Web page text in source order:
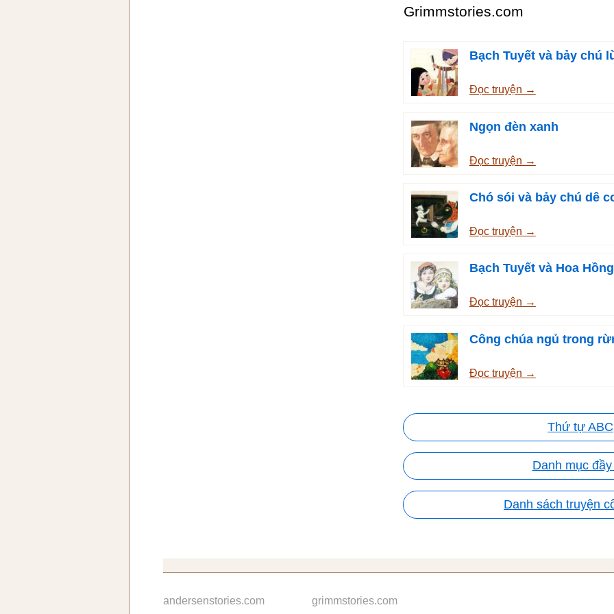
Grimmstories.com
Bạch Tuyết và bảy chú
Đọc truyện →
Ngọn đèn xanh
Đọc truyện →
Chó sói và bảy chú dê
Đọc truyện →
Bạch Tuyết và Hoa Hồng
Đọc truyện →
Công chúa ngủ trong
Đọc truyện →
Thứ tự ABC
Danh mục đầy
Danh sách truyện
andersenstories.com grimmstories.com